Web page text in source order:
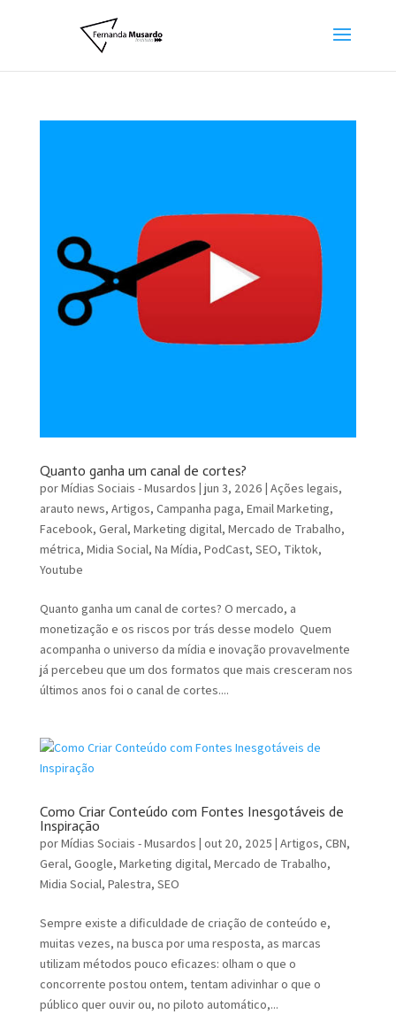
Quanto ganha um canal de cortes?
porMídias Sociais - Musardos jun 3, 2026 Ações legais,
arauto news, Artigos, Campanha paga, Email Marketing,
Facebook, Geral, Marketing digital, Mercado de Trabalho,
métrica, Midia Social, Na Mídia, PodCast, SEO, Tiktok,
Youtube
Quanto ganha um canal de cortes? O mercado, a
monetização e os riscos por trás desse modelo Quem
acompanha o universo da mídia e inovação provavelmente
já percebeu que um dos formatos que mais cresceram nos
últimos anos foi o canal de cortes....
Como Criar Conteúdo com Fontes Inesgotáveis de
Inspiração
porMídias Sociais - Musardos out 20, 2025 Artigos, CBN,
Geral, Google, Marketing digital, Mercado de Trabalho,
Midia Social, Palestra, SEO
Sempre existe a dificuldade de criação de conteúdo e,
muitas vezes, na busca por uma resposta, as marcas
utilizam métodos pouco eficazes: olham o que o
concorrente postou ontem, tentam adivinhar o que o
público quer ouvir ou, no piloto automático,...